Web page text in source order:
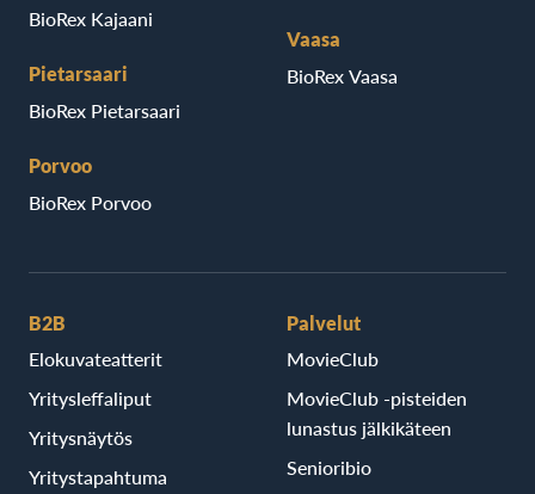
BioRex Kajaani
Pietarsaari
BioRex Pietarsaari
Porvoo
BioRex Porvoo
Vaasa
BioRex Vaasa
B2B
Elokuvateatterit
Yritysleffaliput
Yritysnäytös
Yritystapahtuma
Palvelut
MovieClub
MovieClub -pisteiden
lunastus jälkikäteen
Senioribio